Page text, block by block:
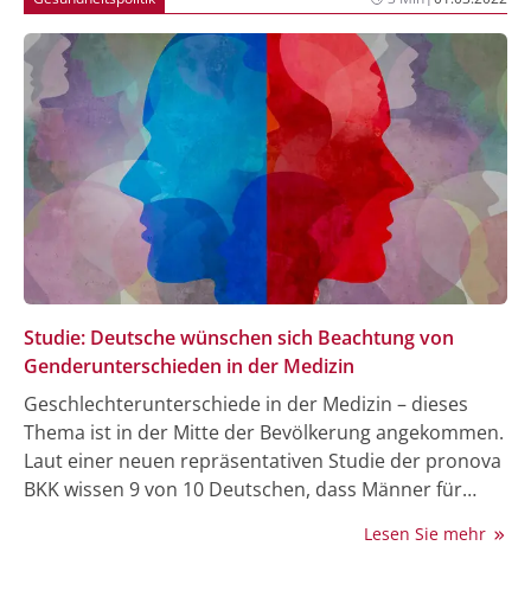
Studie: Deutsche wünschen sich Beachtung von
Genderunterschieden in der Medizin
Geschlechterunterschiede in der Medizin – dieses
Thema ist in der Mitte der Bevölkerung angekommen.
Laut einer neuen repräsentativen Studie der pronova
BKK wissen 9 von 10 Deutschen, dass Männer für
als Frauen. Mehr als 8 von 10 Menschen sind zudem
Lesen Sie mehr